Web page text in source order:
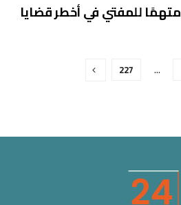
إحالة سارة خليفة و12 متهمًا للمفتي في أخطر قضايا
…
227